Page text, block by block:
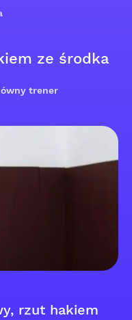
ze środka
trener
rzut hakiem